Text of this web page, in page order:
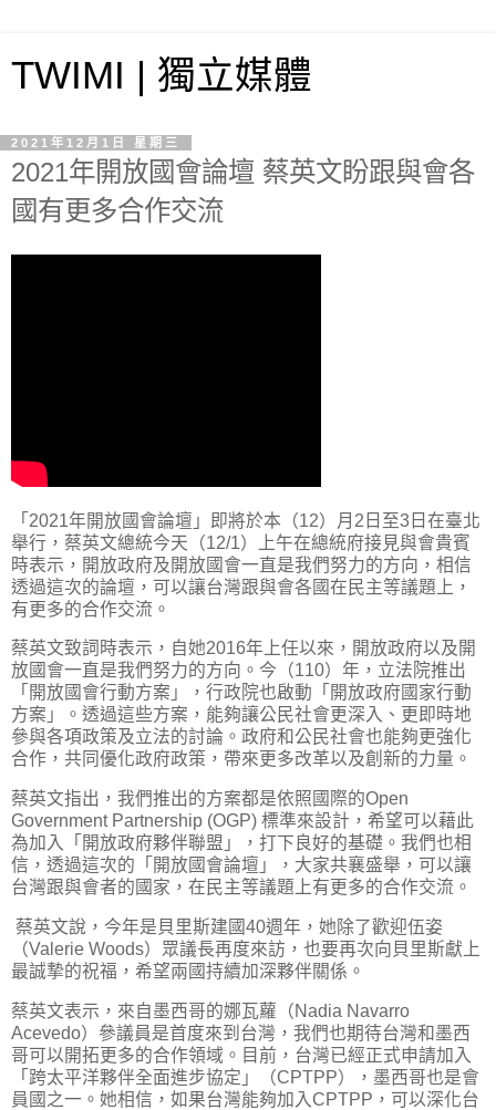
TWIMI | 獨立媒體
2021年12月1日 星期三
2021年開放國會論壇 蔡英文盼跟與會各
國有更多合作交流
「2021年開放國會論壇」即將於本（12）月2日至3日在臺北
舉行，蔡英文總統今天（12/1）上午在總統府接見與會貴賓
時表示，開放政府及開放國會一直是我們努力的方向，相信
透過這次的論壇，可以讓台灣跟與會各國在民主等議題上，
有更多的合作交流。
蔡英文致詞時表示，自她2016年上任以來，開放政府以及開
放國會一直是我們努力的方向。今（110）年，立法院推出
「開放國會行動方案」，行政院也啟動「開放政府國家行動
方案」。透過這些方案，能夠讓公民社會更深入、更即時地
參與各項政策及立法的討論。政府和公民社會也能夠更強化
合作，共同優化政府政策，帶來更多改革以及創新的力量。
蔡英文指出，我們推出的方案都是依照國際的Open
Government Partnership (OGP) 標準來設計，希望可以藉此
為加入「開放政府夥伴聯盟」，打下良好的基礎。我們也相
信，透過這次的「開放國會論壇」，大家共襄盛舉，可以讓
台灣跟與會者的國家，在民主等議題上有更多的合作交流。
蔡英文說，今年是貝里斯建國40週年，她除了歡迎伍姿
（Valerie Woods）眾議長再度來訪，也要再次向貝里斯獻上
最誠摯的祝福，希望兩國持續加深夥伴關係。
蔡英文表示，來自墨西哥的娜瓦蘿（Nadia Navarro
Acevedo）參議員是首度來到台灣，我們也期待台灣和墨西
哥可以開拓更多的合作領域。目前，台灣已經正式申請加入
「跨太平洋夥伴全面進步協定」（CPTPP），墨西哥也是會
員國之一。她相信，如果台灣能夠加入CPTPP，可以深化台